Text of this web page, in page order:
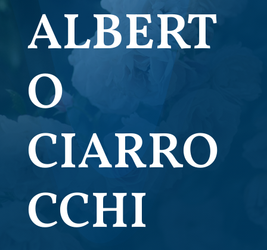
ALBERT
O
CIARRO
CCHI